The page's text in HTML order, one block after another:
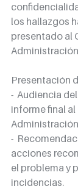
los hallazgos
presentado al
Presentación
-  Audiencia
informe final
-
acciones
el problema y
incidencias.